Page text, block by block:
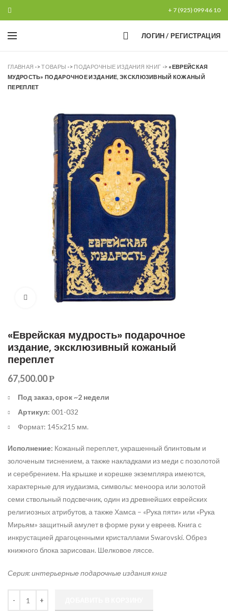
+ 7 (925) 099 46 10
0 ЛОГИН / РЕГИСТРАЦИЯ
ГЛАВНАЯ ->ТОВАРЫ -> ПОДАРОЧНЫЕ ИЗДАНИЯ КНИГ -> «ЕВРЕЙСКАЯ
МУДРОСТЬ» ПОДАРОЧНОЕ ИЗДАНИЕ, ЭКСКЛЮЗИВНЫЙ КОЖАНЫЙ
ПЕРЕПЛЕТ
Увеличить
«Еврейская мудрость» подарочное
издание, эксклюзивный кожаный
переплет
67,500.00Р
Под заказ, срок ~2 недели
Артикул: 001-032
Формат: 145х215 мм.
Исполнение: Кожаный переплет, украшенный блинтовым и
золоченым тиснением, а также накладками из меди с позолотой
и серебрением. На крышке и корешке экземпляра имеются,
характерные для иудаизма, символы: меноора или золотой
семи ствольный подсвечник, один из древнейших еврейских
религиозных атрибутов, а также Хамса – «Рука пяти» или «Рука
Мирьям» защитный амулет в форме руки у евреев. Книга с
инкрустацией драгоценными кристаллами Swarovski. Обрез
книжного блока зарисован. Шелковое ляссе.
Серия: интерьерные подарочные издания книг